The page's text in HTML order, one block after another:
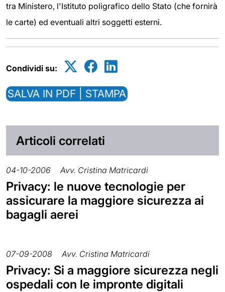
tra Ministero, l'Istituto poligrafico dello Stato (che fornirà
le carte) ed eventuali altri soggetti esterni.
Condividi su:
SALVA IN PDF | STAMPA
Articoli correlati
04-10-2006 Avv. Cristina Matricardi
Privacy: le nuove tecnologie per
assicurare la maggiore sicurezza ai
bagagli aerei
07-09-2008 Avv. Cristina Matricardi
Privacy: Si a maggiore sicurezza negli
ospedali con le impronte digitali